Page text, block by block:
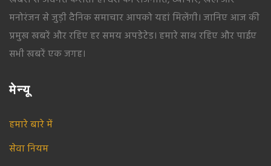
मनोरंजन से जुड़ी दैनिक समाचार आपको यहां मिलेंगी। जानिए आज की
प्रमुख खबरें और रहिए हर समय अपडेटेड। हमारे साथ रहिए और पाईए
सभी खबरें एक जगह।
मेन्यू
हमारे बारे में
सेवा नियम